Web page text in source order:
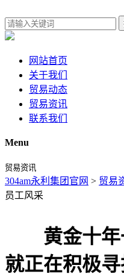
网站首页
关于我们
贸易动态
贸易资讯
联系我们
Menu
贸易资讯
304am永利集团官网 > 贸易
员工风采
黄金十年
就正在积极